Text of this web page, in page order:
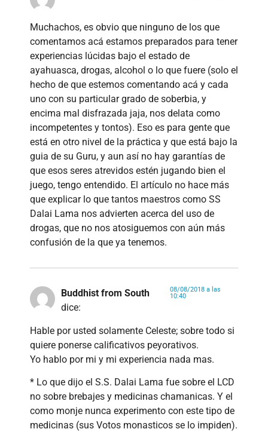
Muchachos, es obvio que ninguno de los que
comentamos acá estamos preparados para tener
experiencias lúcidas bajo el estado de
ayahuasca, drogas, alcohol o lo que fuere (solo el
hecho de que estemos comentando acá y cada
uno con su particular grado de soberbia, y
encima mal disfrazada jaja, nos delata como
incompetentes y tontos). Eso es para gente que
está en otro nivel de la práctica y que está bajo la
guia de su Guru, y aun así no hay garantías de
que esos seres atrevidos estén jugando bien el
juego, tengo entendido. El artículo no hace más
que explicar lo que tantos maestros como SS
Dalai Lama nos advierten acerca del uso de
drogas, que no nos atosiguemos con aún más
confusión de la que ya tenemos.
Buddhist from South
dice:
08/08/2018 a las
10:40
Hable por usted solamente Celeste; sobre todo si
quiere ponerse calificativos peyorativos.
Yo hablo por mi y mi experiencia nada mas.
* Lo que dijo el S.S. Dalai Lama fue sobre el LCD
no sobre brebajes y medicinas chamanicas. Y el
como monje nunca experimento con este tipo de
medicinas (sus Votos monasticos se lo impiden).